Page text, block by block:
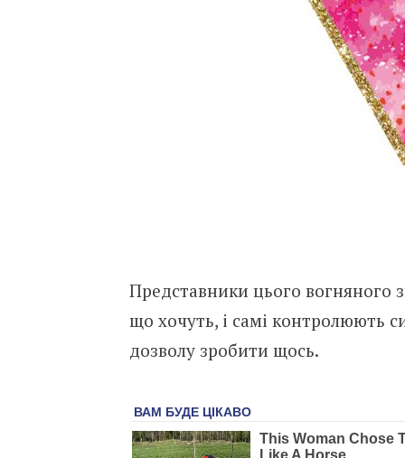
Представники цього вогняного
що хочуть, і самі контролюють
дозволу зробити щось.